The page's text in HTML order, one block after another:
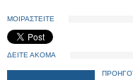
ΜΟΙΡΑΣΤΕΙΤΕ
ΔΕΙΤΕ ΑΚΟΜΑ